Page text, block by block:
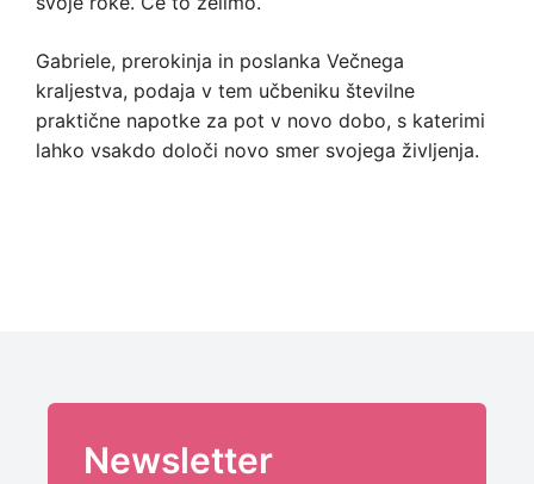
Gabriele, prerokinja in poslanka Večnega
kraljestva, podaja v tem učbeniku številne
praktične napotke za pot v novo dobo, s katerimi
lahko vsakdo določi novo smer svojega življenja.
Newsletter